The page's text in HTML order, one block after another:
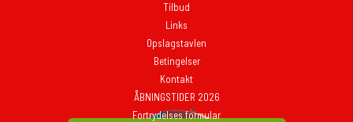
Tilbud
Links
Opslagstavlen
Betingelser
Kontakt
ÅBNINGSTIDER 2026
Fortrydelses formular